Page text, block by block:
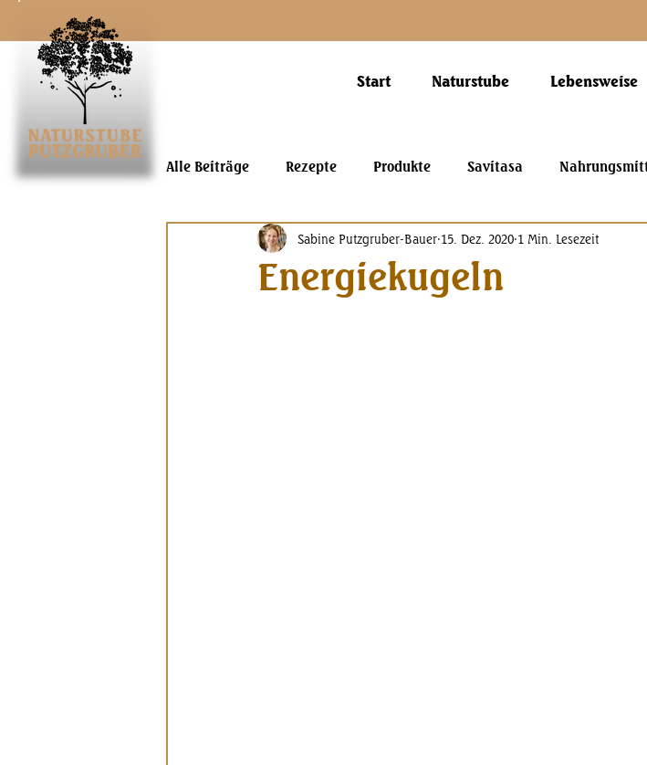
Start Naturstube Lebensweise
Alle Beiträge Rezepte Produkte Savitasa
Energiekugeln
Sabine Putzgruber-Bauer 15. Dez. 2020 1 Min. Lesezeit